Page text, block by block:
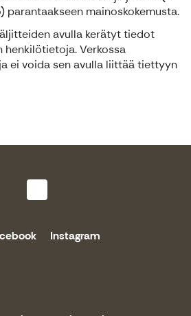
parantaakseen mainoskokemusta.
avulla kerätyt tiedot
Verkossa
ei voida sen avulla liittää tiettyyn
Instagram